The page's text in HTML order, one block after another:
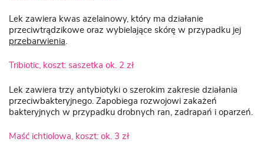
Lek zawiera kwas azelainowy, który ma działanie
przeciwtrądzikowe oraz wybielające skórę w przypadku jej
przebarwienia
Tribiotic, koszt: saszetka ok. 2 zł
Lek zawiera trzy antybiotyki o szerokim zakresie działania
przeciwbakteryjnego. Zapobiega rozwojowi zakażeń
bakteryjnych w przypadku drobnych ran, zadrapań i oparzeń.
Maść ichtiolowa, koszt: ok. 3 zł